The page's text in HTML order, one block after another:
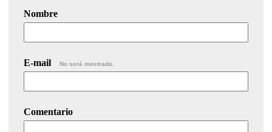
Nombre
E-mail No será mostrado.
Comentario